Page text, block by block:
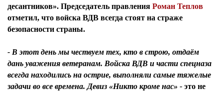
десантников». Председатель правления Роман Теплов
отметил, что войска ВДВ всегда стоят на страже
безопасности страны.
- В этот день мы чествуем тех, кто в строю, отдаём
дань уважения ветеранам. Войска ВДВ и части спецназа
всегда находились на острие, выполняли самые тяжелые
задачи во все времена. Девиз «Никто кроме нас» - это не